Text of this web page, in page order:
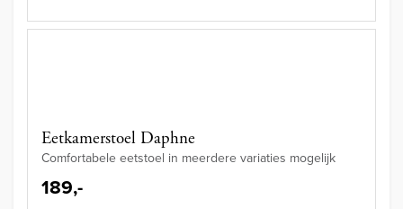
Eetkamerstoel Daphne
Comfortabele eetstoel in meerdere variaties mogelijk
189,-